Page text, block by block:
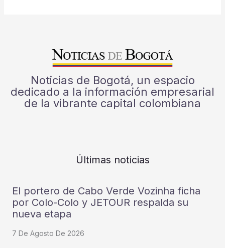
Noticias de Bogotá, un espacio
dedicado a la información empresarial
de la vibrante capital colombiana
Últimas noticias
El portero de Cabo Verde Vozinha ficha
por Colo-Colo y JETOUR respalda su
nueva etapa
7 De Agosto De 2026